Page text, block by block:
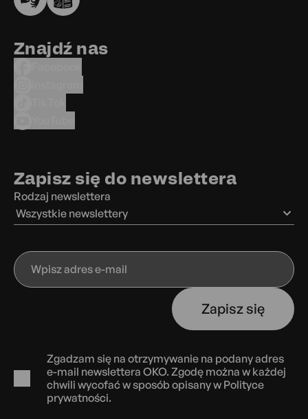
Znajdź nas
Zapisz się do newslettera
Rodzaj newslettera
Wszystkie newslettery
Wpisz
adres
Zapisz się
Zgadzam się na otrzymywanie na podany adres
e-mail newslettera OKO. Zgodę można w każdej
chwili wycofać w sposób opisany w Polityce
prywatności.